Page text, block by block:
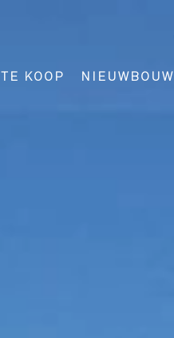
TE KOOP NIEUWBOUW